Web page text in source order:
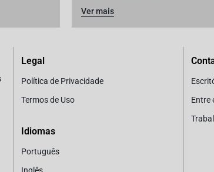
Ver mais
Legal
Política de Privacidade
Termos de Uso
Idiomas
Português
Inglês
Entre